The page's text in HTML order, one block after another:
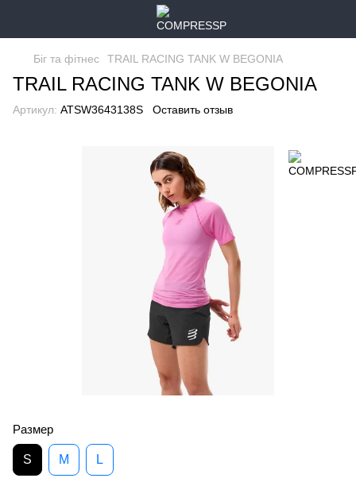
Біг та фітнес TRAIL RACING TANK W BEGONIA
TRAIL RACING TANK W BEGONIA
Артикул: ATSW3643138S Оставить отзыв
Размер
S M L